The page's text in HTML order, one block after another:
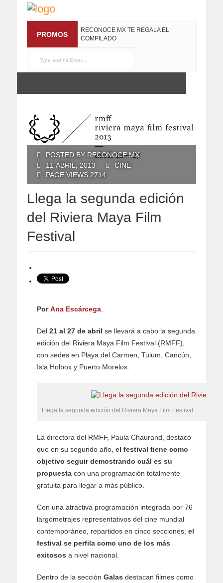
PROMOS
RECONOCE MX TE REGALA EL
COMPILADO
POSTED BY RECONOCE MX
11 ABRIL, 2013
CINE
PAGE VIEWS 2714
Llega la segunda edición
del Riviera Maya Film
Festival
PorAna Escárcega
Del 21 al 27 de abril se llevará a cabo la segunda
edición del Riviera Maya Film Festival (RMFF),
con sedes en Playa del Carmen, Tulum, Cancún,
Isla Holbox y Puerto Morelos.
Llega la segunda edición del Riviera Maya Film Festival.
La directora del RMFF, Paula Chaurand, destacó
que en su segundo año, el festival tiene como
objetivo seguir demostrando cuál es su
propuesta con una programación totalmente
gratuita para llegar a más público.
Con una atractiva programación integrada por 76
largometrajes representativos del cine mundial
contemporáneo, repartidos en cinco secciones, el
festival se perfila como uno de los más
exitosos a nivel nacional.
Dentro de la sección Galas destacan filmes como